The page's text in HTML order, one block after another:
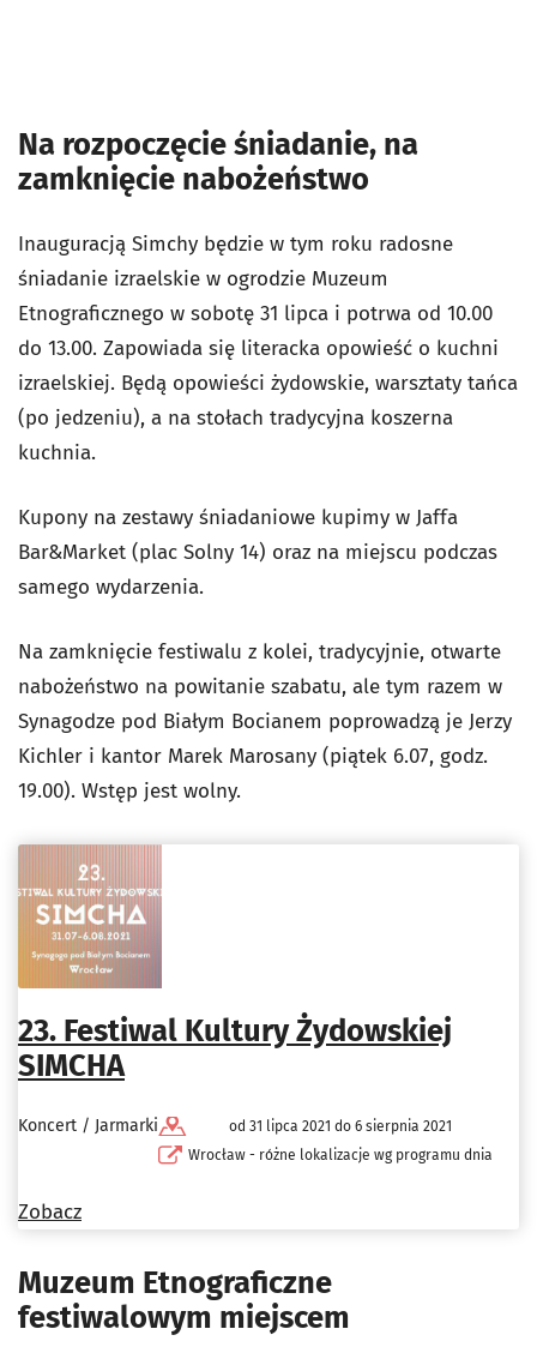
Na rozpoczęcie śniadanie, na
zamknięcie nabożeństwo
Inauguracją Simchy będzie w tym roku radosne
śniadanie izraelskie w ogrodzie Muzeum
Etnograficznego w sobotę 31 lipca i potrwa od 10.00
do 13.00. Zapowiada się literacka opowieść o kuchni
izraelskiej. Będą opowieści żydowskie, warsztaty tańca
(po jedzeniu), a na stołach tradycyjna koszerna
kuchnia.
Kupony na zestawy śniadaniowe kupimy w Jaffa
Bar&Market (plac Solny 14) oraz na miejscu podczas
samego wydarzenia.
Na zamknięcie festiwalu z kolei, tradycyjnie, otwarte
nabożeństwo na powitanie szabatu, ale tym razem w
Synagodze pod Białym Bocianem poprowadzą je Jerzy
Kichler i kantor Marek Marosany (piątek 6.07, godz.
19.00). Wstęp jest wolny.
23. Festiwal Kultury Żydowskiej
SIMCHA
Koncert / Jarmarki
od 31 lipca 2021 do 6 sierpnia 2021
Wrocław - różne lokalizacje wg programu dnia
Zobacz
Muzeum Etnograficzne
festiwalowym miejscem